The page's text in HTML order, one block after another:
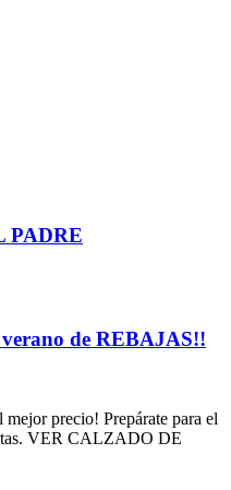
PADRE
verano de REBAJAS!!
precio! Prepárate para el
VER CALZADO DE